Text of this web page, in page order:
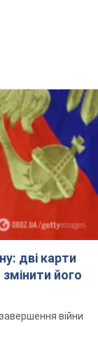
дві карти
його
війни